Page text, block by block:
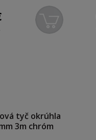
tyč okrúhla
3m chróm